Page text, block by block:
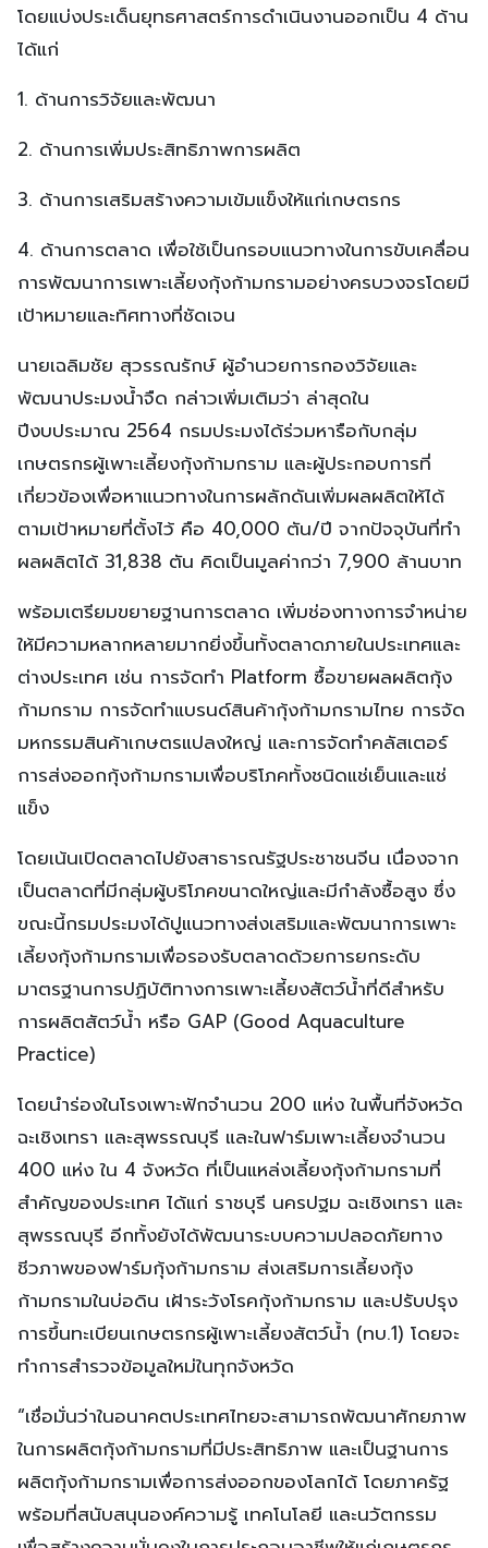
โดยแบ่งประเด็นยุทธศาสตร์การดำเนินงานออกเป็น 4 ด้าน
ได้แก่
1. ด้านการวิจัยและพัฒนา
2. ด้านการเพิ่มประสิทธิภาพการผลิต
3. ด้านการเสริมสร้างความเข้มแข็งให้แก่เกษตรกร
4. ด้านการตลาด เพื่อใช้เป็นกรอบแนวทางในการขับเคลื่อน
การพัฒนาการเพาะเลี้ยงกุ้งก้ามกรามอย่างครบวงจรโดยมี
เป้าหมายและทิศทางที่ชัดเจน
นายเฉลิมชัย สุวรรณรักษ์ ผู้อำนวยการกองวิจัยและ
พัฒนาประมงน้ำจืด กล่าวเพิ่มเติมว่า ล่าสุดใน
ปีงบประมาณ 2564 กรมประมงได้ร่วมหารือกับกลุ่ม
เกษตรกรผู้เพาะเลี้ยงกุ้งก้ามกราม และผู้ประกอบการที่
เกี่ยวข้องเพื่อหาแนวทางในการผลักดันเพิ่มผลผลิตให้ได้
ตามเป้าหมายที่ตั้งไว้ คือ 40,000 ตัน/ปี จากปัจจุบันที่ทำ
ผลผลิตได้ 31,838 ตัน คิดเป็นมูลค่ากว่า 7,900 ล้านบาท
พร้อมเตรียมขยายฐานการตลาด เพิ่มช่องทางการจำหน่าย
ให้มีความหลากหลายมากยิ่งขึ้นทั้งตลาดภายในประเทศและ
ต่างประเทศ เช่น การจัดทำ Platform ซื้อขายผลผลิตกุ้ง
ก้ามกราม การจัดทำแบรนด์สินค้ากุ้งก้ามกรามไทย การจัด
มหกรรมสินค้าเกษตรแปลงใหญ่ และการจัดทำคลัสเตอร์
การส่งออกกุ้งก้ามกรามเพื่อบริโภคทั้งชนิดแช่เย็นและแช่
แข็ง
โดยเน้นเปิดตลาดไปยังสาธารณรัฐประชาชนจีน เนื่องจาก
เป็นตลาดที่มีกลุ่มผู้บริโภคขนาดใหญ่และมีกำลังซื้อสูง ซึ่ง
ขณะนี้กรมประมงได้ปูแนวทางส่งเสริมและพัฒนาการเพาะ
เลี้ยงกุ้งก้ามกรามเพื่อรองรับตลาดด้วยการยกระดับ
มาตรฐานการปฏิบัติทางการเพาะเลี้ยงสัตว์น้ำที่ดีสำหรับ
การผลิตสัตว์น้ำ หรือ GAP (Good Aquaculture
Practice)
โดยนำร่องในโรงเพาะฟักจำนวน 200 แห่ง ในพื้นที่จังหวัด
ฉะเชิงเทรา และสุพรรณบุรี และในฟาร์มเพาะเลี้ยงจำนวน
400 แห่ง ใน 4 จังหวัด ที่เป็นแหล่งเลี้ยงกุ้งก้ามกรามที่
สำคัญของประเทศ ได้แก่ ราชบุรี นครปฐม ฉะเชิงเทรา และ
สุพรรณบุรี อีกทั้งยังได้พัฒนาระบบความปลอดภัยทาง
ชีวภาพของฟาร์มกุ้งก้ามกราม ส่งเสริมการเลี้ยงกุ้ง
ก้ามกรามในบ่อดิน เฝ้าระวังโรคกุ้งก้ามกราม และปรับปรุง
การขึ้นทะเบียนเกษตรกรผู้เพาะเลี้ยงสัตว์น้ำ (ทบ.1) โดยจะ
ทำการสำรวจข้อมูลใหม่ในทุกจังหวัด
“เชื่อมั่นว่าในอนาคตประเทศไทยจะสามารถพัฒนาศักยภาพ
ในการผลิตกุ้งก้ามกรามที่มีประสิทธิภาพ และเป็นฐานการ
ผลิตกุ้งก้ามกรามเพื่อการส่งออกของโลกได้ โดยภาครัฐ
พร้อมที่สนับสนุนองค์ความรู้ เทคโนโลยี และนวัตกรรม